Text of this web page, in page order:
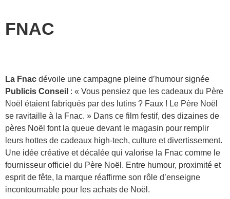
FNAC
La Fnac dévoile une campagne pleine d’humour signée
Publicis Conseil : « Vous pensiez que les cadeaux du Père
Noël étaient fabriqués par des lutins ? Faux ! Le Père Noël
se ravitaille à la Fnac. » Dans ce film festif, des dizaines de
pères Noël font la queue devant le magasin pour remplir
leurs hottes de cadeaux high-tech, culture et divertissement.
Une idée créative et décalée qui valorise la Fnac comme le
fournisseur officiel du Père Noël. Entre humour, proximité et
esprit de fête, la marque réaffirme son rôle d’enseigne
incontournable pour les achats de Noël.